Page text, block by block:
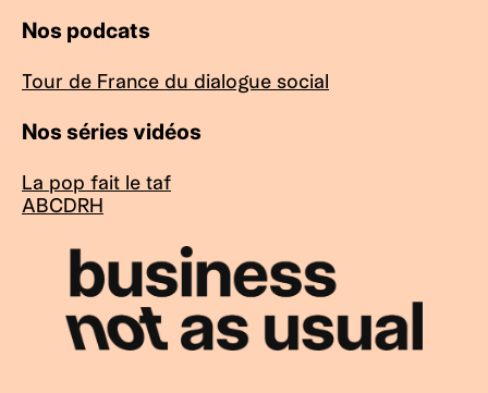
Nos podcats
Tour de France du dialogue social
Nos séries vidéos
La pop fait le taf
ABCDRH